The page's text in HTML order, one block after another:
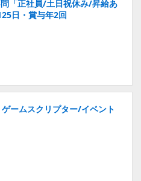
「正社員/土日祝休み/昇給あ
日・賞与年2回
ームスクリプター/イベント